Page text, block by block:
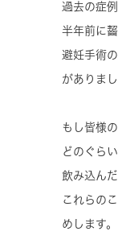
過去の症
半年前に
避妊手術
がありまし
もし皆様
どのぐら
飲み込ん
これらの
めします。